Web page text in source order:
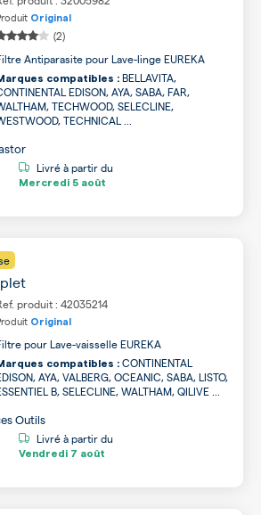
Original
(2)
Antiparasite pour Lave-linge EUREKA
compatibles : BELLAVITA,
EDISON, AYA, SABA, FAR,
TECHWOOD, SELECLINE,
TECHNICAL ...
Livré à partir du
Mercredi 5 août
produit : 42035214
Original
pour Lave-vaisselle EUREKA
compatibles : CONTINENTAL
AYA, VALBERG, OCEANIC, SABA, LISTO,
B, SELECLINE, WALTHAM, QILIVE ...
Outils
Livré à partir du
Vendredi 7 août